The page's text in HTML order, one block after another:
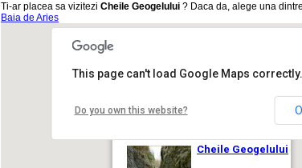
Ti-ar placea sa vizitezi Cheile Geogelului ? Daca da, alege una
Baia de Aries